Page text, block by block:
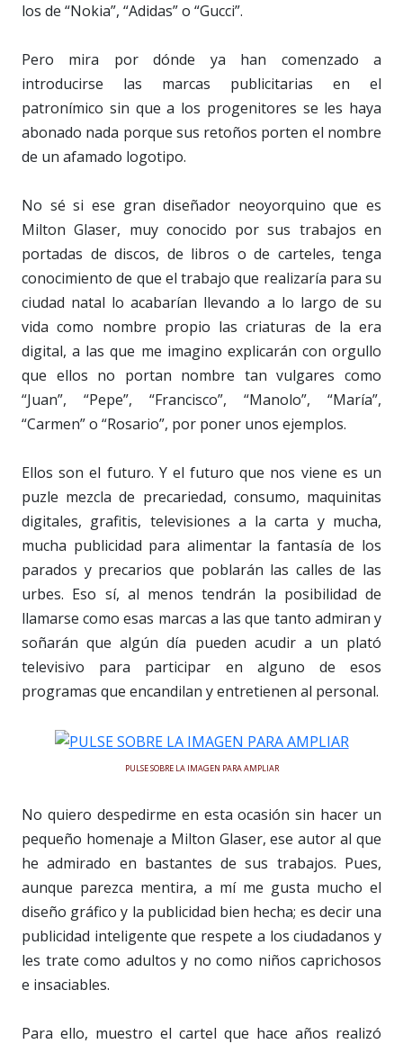
los de “Nokia”, “Adidas” o “Gucci”.
Pero mira por dónde ya han comenzado a
introducirse las marcas publicitarias en el
patronímico sin que a los progenitores se les haya
abonado nada porque sus retoños porten el nombre
de un afamado logotipo.
No sé si ese gran diseñador neoyorquino que es
Milton Glaser, muy conocido por sus trabajos en
portadas de discos, de libros o de carteles, tenga
conocimiento de que el trabajo que realizaría para su
ciudad natal lo acabarían llevando a lo largo de su
vida como nombre propio las criaturas de la era
digital, a las que me imagino explicarán con orgullo
que ellos no portan nombre tan vulgares como
“Juan”, “Pepe”, “Francisco”, “Manolo”, “María”,
“Carmen” o “Rosario”, por poner unos ejemplos.
Ellos son el futuro. Y el futuro que nos viene es un
puzle mezcla de precariedad, consumo, maquinitas
digitales, grafitis, televisiones a la carta y mucha,
mucha publicidad para alimentar la fantasía de los
parados y precarios que poblarán las calles de las
urbes. Eso sí, al menos tendrán la posibilidad de
llamarse como esas marcas a las que tanto admiran y
soñarán que algún día pueden acudir a un plató
televisivo para participar en alguno de esos
programas que encandilan y entretienen al personal.
PULSE SOBRE LA IMAGEN PARA AMPLIAR
No quiero despedirme en esta ocasión sin hacer un
pequeño homenaje a Milton Glaser, ese autor al que
he admirado en bastantes de sus trabajos. Pues,
aunque parezca mentira, a mí me gusta mucho el
diseño gráfico y la publicidad bien hecha; es decir una
publicidad inteligente que respete a los ciudadanos y
les trate como adultos y no como niños caprichosos
e insaciables.
Para ello, muestro el cartel que hace años realizó